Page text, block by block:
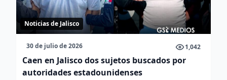
Noticias de Jalisco
30 de julio de 2026 1,042
Caen en Jalisco dos sujetos buscados por
autoridades estadounidenses